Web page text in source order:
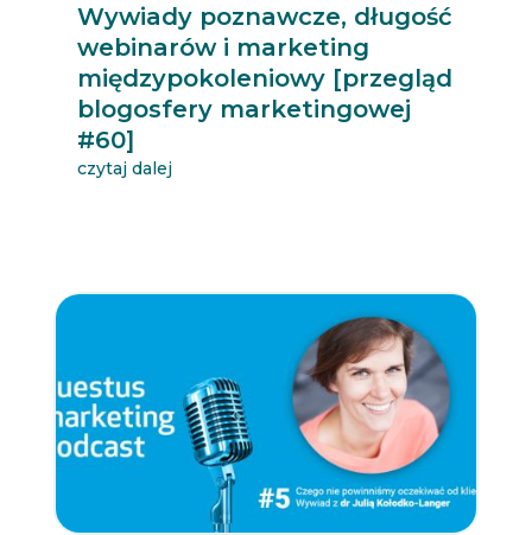
Wywiady poznawcze, długość
webinarów i marketing
międzypokoleniowy [przegląd
blogosfery marketingowej
#60]
czytaj dalej